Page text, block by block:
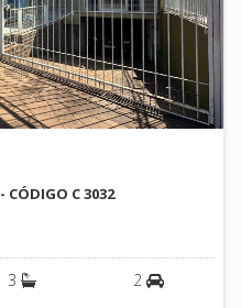
CÓDIGO C 3032
3 2